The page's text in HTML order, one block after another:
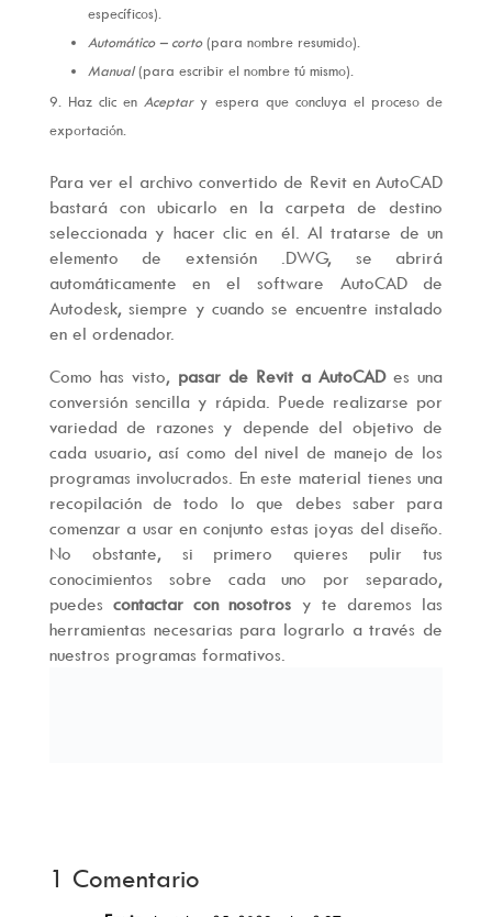
específicos).
Automático – corto(para nombre resumido).
Manual(para escribir el nombre tú mismo).
Haz clic en Aceptary espera que concluya el proceso de
exportación.
Para ver el archivo convertido de Revit en AutoCAD
bastará con ubicarlo en la carpeta de destino
seleccionada y hacer clic en él. Al tratarse de un
elemento de extensión .DWG, se abrirá
automáticamente en el software AutoCAD de
Autodesk, siempre y cuando se encuentre instalado
en el ordenador.
Como has visto, pasar de Revit a AutoCADes una
conversión sencilla y rápida. Puede realizarse por
variedad de razones y depende del objetivo de
cada usuario, así como del nivel de manejo de los
programas involucrados. En este material tienes una
recopilación de todo lo que debes saber para
comenzar a usar en conjunto estas joyas del diseño.
No obstante, si primero quieres pulir tus
conocimientos sobre cada uno por separado,
puedes contactar con nosotros y te daremos las
herramientas necesarias para lograrlo a través de
nuestros programas formativos.
1 Comentario